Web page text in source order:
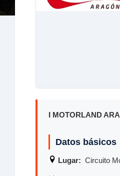
I MOTORLAND
Datos básicos
Lugar: Circuito